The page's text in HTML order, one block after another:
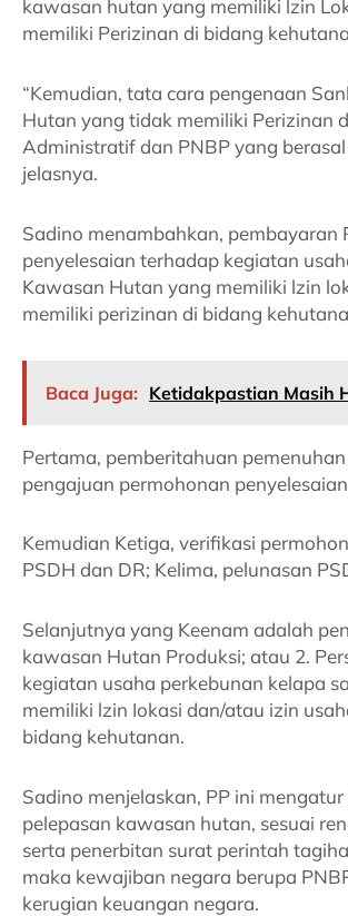
kawasan hutan yang memiliki lzin
memiliki Perizinan di bidang
“Kemudian, tata cara pengenaan
Hutan yang tidak memiliki Perizinan
Administratif dan PNBP yang
jelasnya.
Sadino menambahkan, pembayaran
penyelesaian terhadap kegiatan
Kawasan Hutan yang memiliki lzin
memiliki perizinan di bidang
Baca Juga: Ketidakpastian Masih
Pertama, pemberitahuan
pengajuan permohonan
Kemudian Ketiga, verifikasi
PSDH dan DR; Kelima, pelunasan
Selanjutnya yang Keenam adalah
kawasan Hutan Produksi; atau 2.
kegiatan usaha perkebunan kelapa
memiliki lzin Iokasi dan/atau izin
bidang kehutanan.
Sadino menjelaskan, PP ini
pelepasan kawasan hutan, sesuai
serta penerbitan surat perintah
maka kewajiban negara berupa
kerugian keuangan negara.